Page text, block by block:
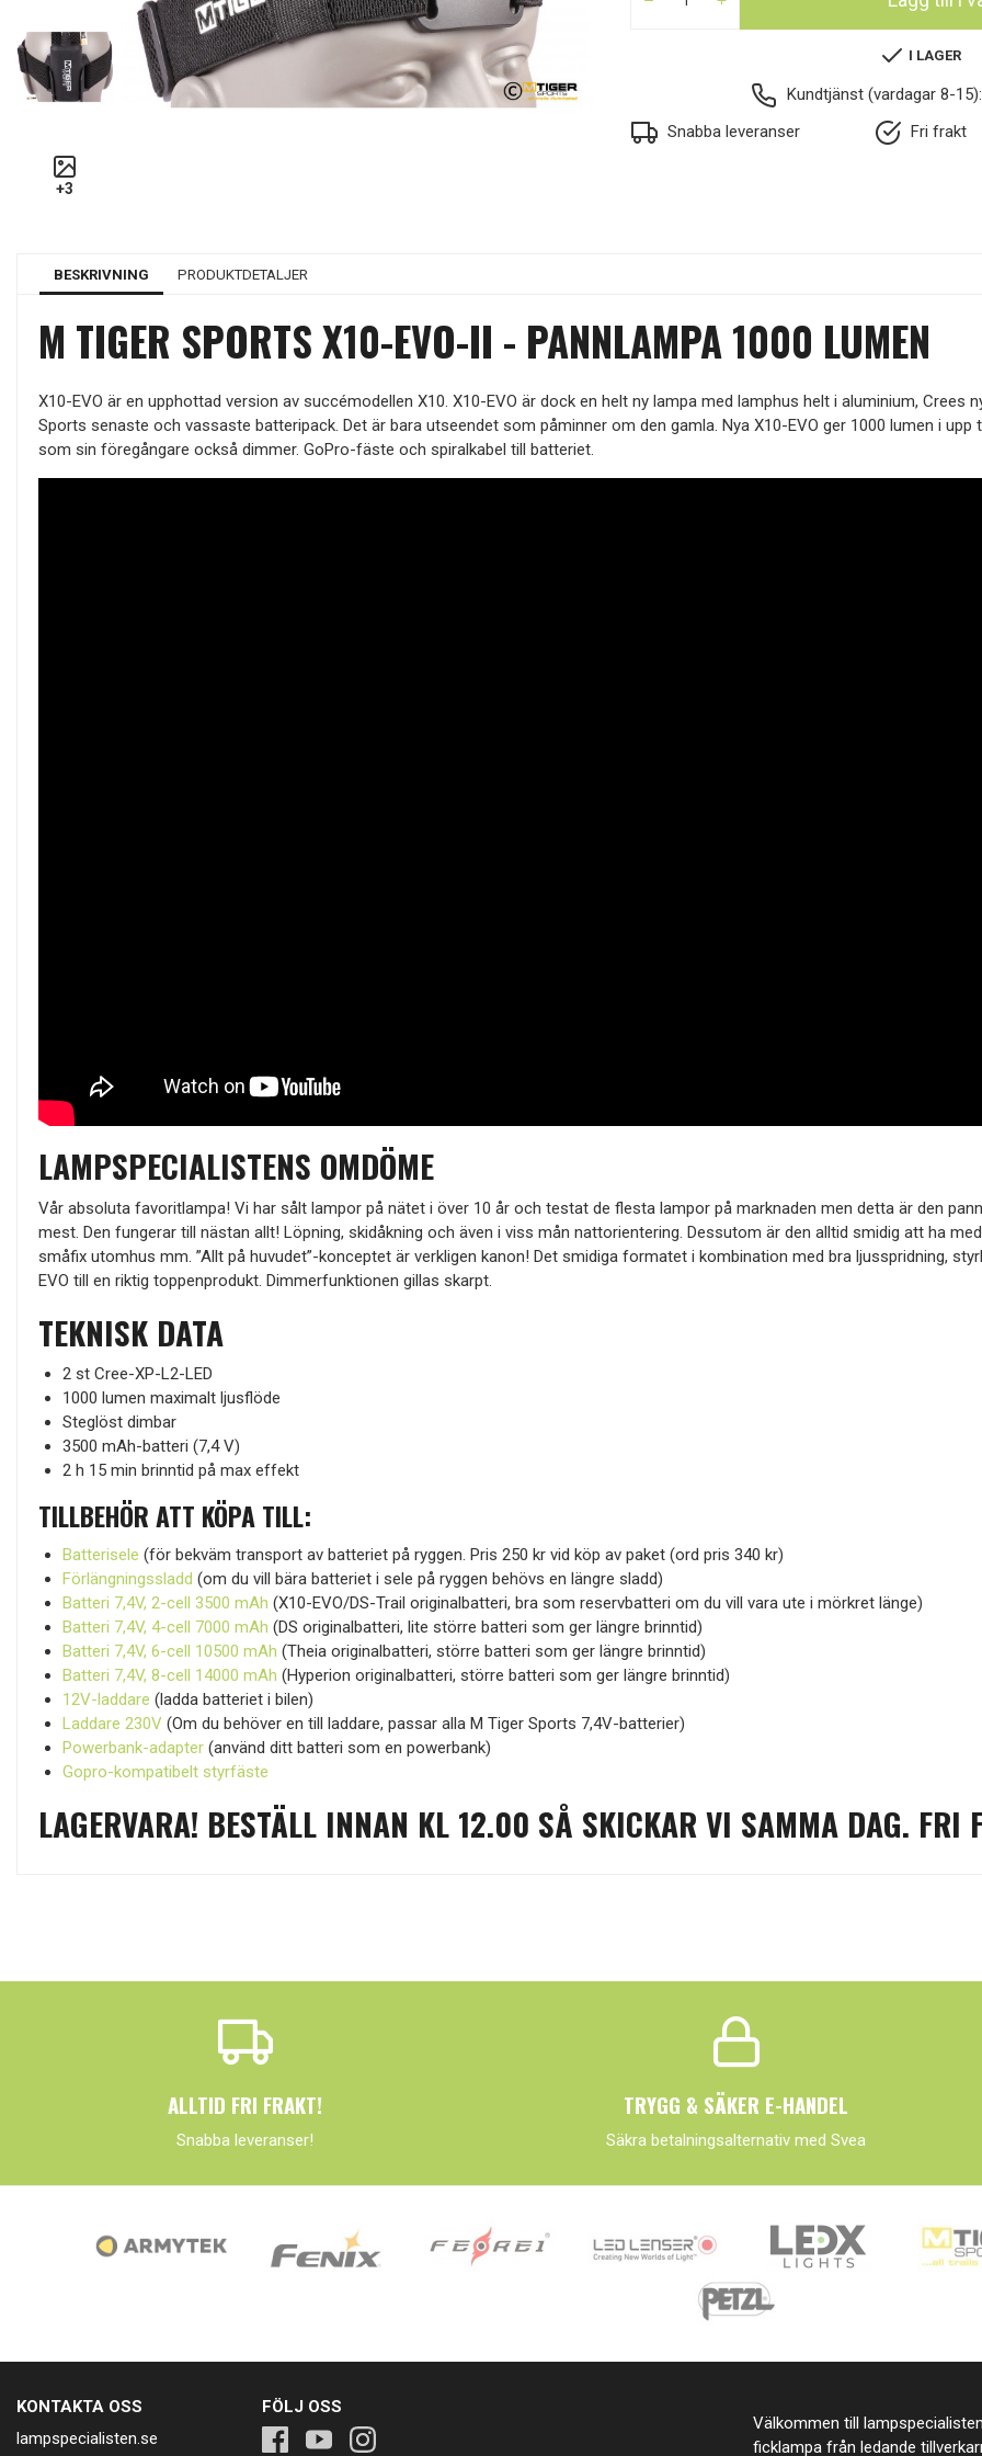
I LAGER
Kundtjänst (vardagar 8-
Snabba leveranser
Fri frakt
BESKRIVNING PRODUKTDETALJER
M TIGER SPORTS X10-EVO-II - PANNLAMPA 1000 LUMEN
X10-EVO är en upphottad version av succémodellen X10. X10-EVO är dock en helt ny lampa med lamphus helt i aluminium, Crees
Sports senaste och vassaste batteripack. Det är bara utseendet som påminner om den gamla. Nya X10-EVO ger 1000 lumen i upp
som sin föregångare också dimmer. GoPro-fäste och spiralkabel till batteriet.
LAMPSPECIALISTENS OMDÖME
Vår absoluta favoritlampa! Vi har sålt lampor på nätet i över 10 år och testat de flesta lampor på marknaden men detta är den
mest. Den fungerar till nästan allt! Löpning, skidåkning och även i viss mån nattorientering. Dessutom är den alltid smidig att ha
småfix utomhus mm. ”Allt på huvudet”-konceptet är verkligen kanon! Det smidiga formatet i kombination med bra ljusspridning,
EVO till en riktig toppenprodukt. Dimmerfunktionen gillas skarpt.
TEKNISK DATA
2 st Cree-XP-L2-LED
1000 lumen maximalt ljusflöde
Steglöst dimbar
3500 mAh-batteri (7,4 V)
2 h 15 min brinntid på max effekt
TILLBEHÖR ATT KÖPA TILL:
Batterisele (för bekväm transport av batteriet på ryggen. Pris 250 kr vid köp av paket (ord pris 340 kr)
Förlängningssladd(om du vill bära batteriet i sele på ryggen behövs en längre sladd)
Batteri 7,4V, 2-cell 3500 mAh (X10-EVO/DS-Trail originalbatteri, bra som reservbatteri om du vill vara ute i mörkret länge)
Batteri 7,4V, 4-cell 7000 mAh (DS originalbatteri, lite större batteri som ger längre brinntid)
Batteri 7,4V, 6-cell 10500 mAh (Theia originalbatteri, större batteri som ger längre brinntid)
Batteri 7,4V, 8-cell 14000 mAh (Hyperion originalbatteri, större batteri som ger längre brinntid)
12V-laddare (ladda batteriet i bilen)
Laddare 230V (Om du behöver en till laddare, passar alla M Tiger Sports 7,4V-batterier)
Powerbank-adapter (använd ditt batteri som en powerbank)
Gopro-kompatibelt styrfäste
LAGERVARA! BESTÄLL INNAN KL 12.00 SÅ SKICKAR VI SAMMA DAG. FRI
ALLTID FRI FRAKT!
Snabba leveranser!
TRYGG & SÄKER E-HANDEL
Säkra betalningsalternativ med Svea
KONTAKTA OSS
lampspecialisten.se
FÖLJ OSS
Välkommen till
ficklampa från ledande